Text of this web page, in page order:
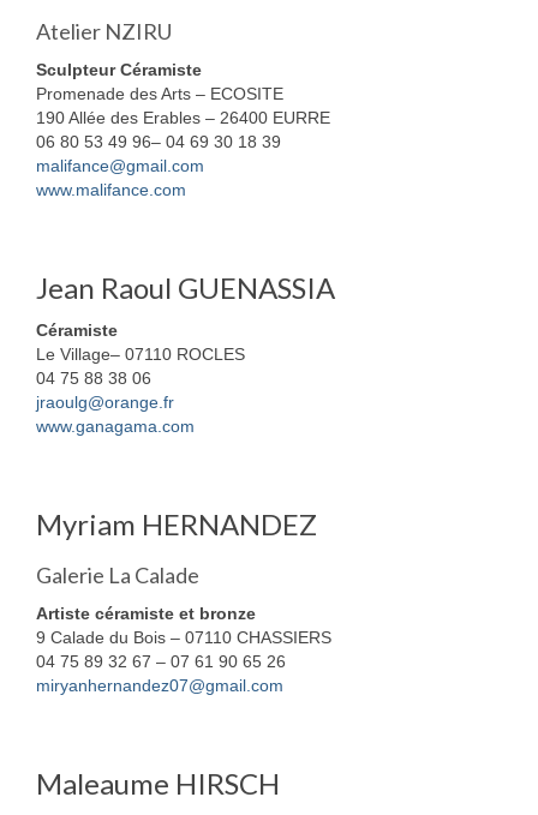
Atelier NZIRU
Sculpteur Céramiste
Promenade des Arts – ECOSITE
190 Allée des Erables – 26400 EURRE
06 80 53 49 96– 04 69 30 18 39
malifance@gmail.com
www.malifance.com
Jean Raoul GUENASSIA
Céramiste
Le Village– 07110 ROCLES
04 75 88 38 06
jraoulg@orange.fr
www.ganagama.com
Myriam HERNANDEZ
Galerie La Calade
Artiste céramiste et bronze
9 Calade du Bois – 07110 CHASSIERS
04 75 89 32 67 – 07 61 90 65 26
miryanhernandez07@gmail.com
Maleaume HIRSCH